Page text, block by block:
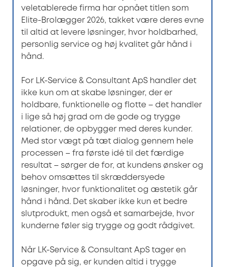
veletablerede firma har opnået titlen som
Elite-Brolægger 2026, takket være deres evne
til altid at levere løsninger, hvor holdbarhed,
personlig service og høj kvalitet går hånd i
hånd.
For LK-Service & Consultant ApS handler det
ikke kun om at skabe løsninger, der er
holdbare, funktionelle og flotte – det handler
i lige så høj grad om de gode og trygge
relationer, de opbygger med deres kunder.
Med stor vægt på tæt dialog gennem hele
processen – fra første idé til det færdige
resultat – sørger de for, at kundens ønsker og
behov omsættes til skræddersyede
løsninger, hvor funktionalitet og æstetik går
hånd i hånd. Det skaber ikke kun et bedre
slutprodukt, men også et samarbejde, hvor
kunderne føler sig trygge og godt rådgivet.
Når LK-Service & Consultant ApS tager en
opgave på sig, er kunden altid i trygge